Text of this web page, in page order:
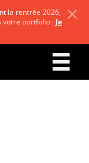
la rentrée 2026,
votre portfolio : Je